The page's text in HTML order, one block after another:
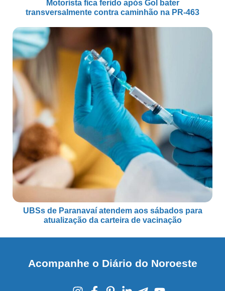
Motorista fica ferido após Gol bater
transversalmente contra caminhão na PR-463
UBSs de Paranavaí atendem aos sábados para
atualização da carteira de vacinação
Acompanhe o Diário do Noroeste